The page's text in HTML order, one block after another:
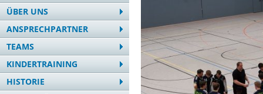
ÜBER UNS
ANSPRECHPARTNER
TEAMS
KINDERTRAINING
HISTORIE